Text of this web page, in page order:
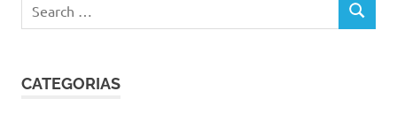
for:
SEARCH
CATEGORIAS